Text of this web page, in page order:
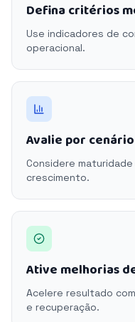
Defina critérios
Use indicadores de
operacional.
Avalie por cenário
Considere
crescimento.
Ative melhorias
Acelere resultado
e recuperação.